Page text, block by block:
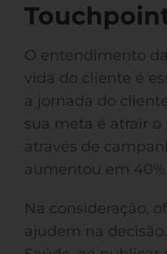
O entendimento
vida do cliente é
a jornada do
sua meta é atrair o
através de
aumentou em
Na consideração,
ajudem na